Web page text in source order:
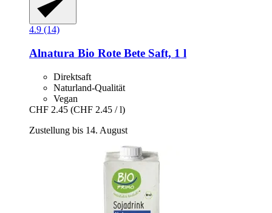
4.9 (14)
Alnatura Bio Rote Bete Saft, 1 l
Direktsaft
Naturland-Qualität
Vegan
CHF 2.45 (CHF 2.45 / l)
Zustellung bis 14. August